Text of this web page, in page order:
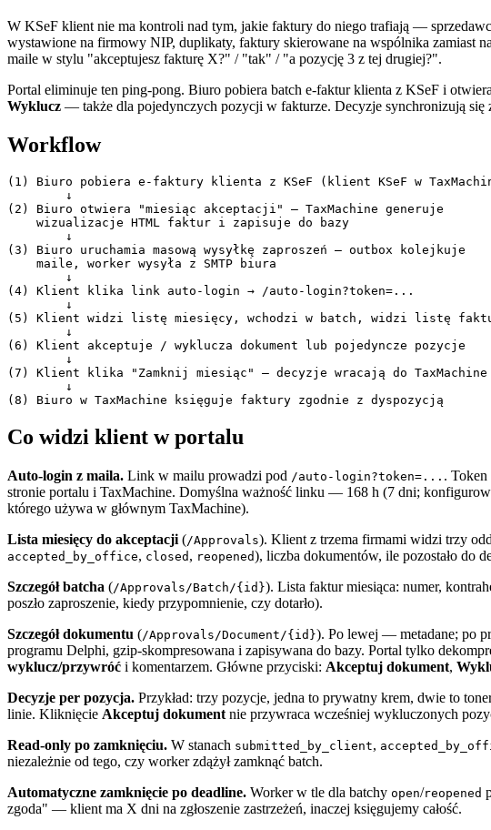
W KSeF klient nie ma kontroli nad tym, jakie faktury do niego trafiają —
wystawione na firmowy NIP, duplikaty, faktury skierowane na wspólnika zamiast
maile w stylu "akceptujesz fakturę X?" / "tak" / "a pozycję 3 z tej drugiej?".
Portal eliminuje ten ping-pong. Biuro pobiera batch e-faktur klienta z KSeF i otwiera
Wyklucz — także dla pojedynczych pozycji w fakturze. Decyzje synchronizują
Workflow
(1) Biuro pobiera e-faktury klienta z KSeF (klient KSeF w
        ↓
(2) Biuro otwiera "miesiąc akceptacji" — TaxMachine generuje
    wizualizacje HTML faktur i zapisuje do bazy
        ↓
(3) Biuro uruchamia masową wysyłkę zaproszeń — outbox kolejkuje
    maile, worker wysyła z SMTP biura
        ↓
(4) Klient klika link auto-login → /auto-login?token=...
        ↓
(5) Klient widzi listę miesięcy, wchodzi w batch, widzi listę
        ↓
(6) Klient akceptuje / wyklucza dokument lub pojedyncze pozycje
        ↓
(7) Klient klika "Zamknij miesiąc" — decyzje wracają do TaxMachine
        ↓
Co widzi klient w portalu
Auto-login z maila. Link w mailu prowadzi pod /auto-login?token=... .
stronie portalu i TaxMachine. Domyślna ważność linku — 168 h (7 dni;
którego używa w głównym TaxMachine).
Lista miesięcy do akceptacji (/Approvals). Klient z trzema firmami widzi trzy
accepted_by_office, closed , reopened), liczba dokumentów, ile pozostało do
Szczegół batcha (/Approvals/Batch/{id}). Lista faktur miesiąca: numer,
poszło zaproszenie, kiedy przypomnienie, czy dotarło).
Szczegół dokumentu (/Approvals/Document/{id}). Po lewej — metadane; po
programu Delphi, gzip-skompresowana i zapisywana do bazy. Portal tylko
wyklucz/przywróć i komentarzem. Główne przyciski: Akceptuj dokument,
Decyzje per pozycja. Przykład: trzy pozycje, jedna to prywatny krem, dwie to
linie. Kliknięcie Akceptuj dokument nie przywraca wcześniej wykluczonych
Read-only po zamknięciu. W stanach submitted_by_client,
niezależnie od tego, czy worker zdążył zamknąć batch.
Automatyczne zamknięcie po deadline. Worker w tle dla batchy open/reopened
zgoda" — klient ma X dni na zgłoszenie zastrzeżeń, inaczej księgujemy całość.